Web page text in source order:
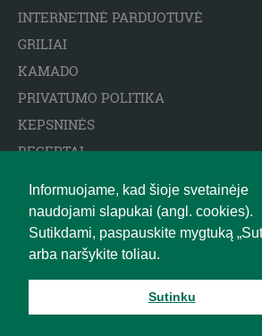
Informuojame, kad šioje svetainėje
naudojami slapukai (angl. cookies).
Sutikdami, paspauskite mygtuką
arba naršykite toliau.
Sutinku
INTERNETINĖ PARDUOTUVĖ
GRILIAI
KAMADO
PRIVATUMO POLITIKA
KEPSNINĖS
RECEPTAI
ATSAKOMYBĖS APRIBOJIMAS
BIGGREENEGG.EU
2010 - 2025 © BIG GREEN EGG
LIETUVA UAB R-CENTRAS |